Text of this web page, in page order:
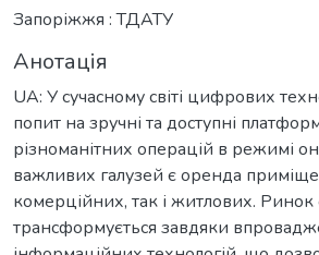
Запоріжжя : ТДАТУ
Анотація
UA: У сучасному світі цифрових
попит на зручні та доступні
різноманітних операцій в режимі
важливих галузей є оренда
комерційних, так і житлових.
трансформується завдяки